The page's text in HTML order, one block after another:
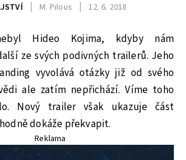
M. Pilous 12. 6. 2018
Hideo Kojima, kdyby nám
ze svých podivných trailerů. Jeho
vyvolává otázky již od svého
ale zatím nepřichází. Víme toho
Nový trailer však ukazuje část
dokáže překvapit.
Reklama